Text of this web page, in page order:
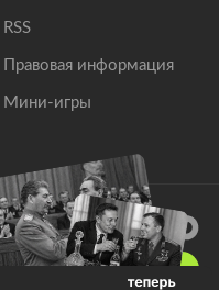
RSS
Правовая информация
Мини-игры